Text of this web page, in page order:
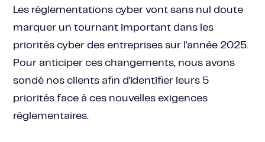
Les réglementations cyber vont sans nul doute
marquer un tournant important dans les
priorités cyber des entreprises sur l'année 2025.
Pour anticiper ces changements, nous avons
sondé nos clients afin d'identifier leurs 5
priorités face à ces nouvelles exigences
réglementaires.